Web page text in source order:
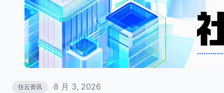
住云资讯 ·8 月 3, 2026